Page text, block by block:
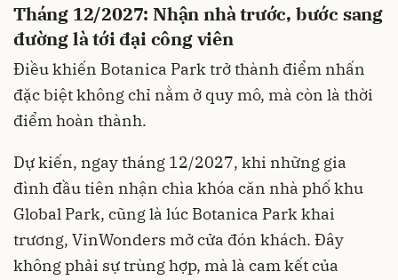
Tháng 12/2027: Nhận nhà trước, bước sang
đường là tới đại công viên
Điều khiến Botanica Park trở thành điểm nhấn
đặc biệt không chỉ nằm ở quy mô, mà còn là thời
điểm hoàn thành.
Dự kiến, ngay tháng 12/2027, khi những gia
đình đầu tiên nhận chìa khóa căn nhà phố khu
Global Park, cũng là lúc Botanica Park khai
trương, VinWonders mở cửa đón khách. Đây
không phải sự trùng hợp, mà là cam kết của